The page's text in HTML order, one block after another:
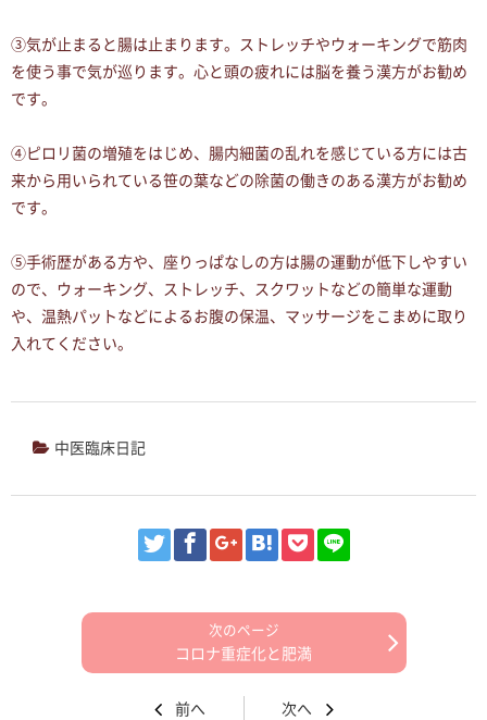
③気が止まると腸は止まります。ストレッチやウォーキングで筋肉
を使う事で気が巡ります。心と頭の疲れには脳を養う漢方がお勧め
です。
④ピロリ菌の増殖をはじめ、腸内細菌の乱れを感じている方には古
来から用いられている笹の葉などの除菌の働きのある漢方がお勧め
です。
⑤手術歴がある方や、座りっぱなしの方は腸の運動が低下しやすい
ので、ウォーキング、ストレッチ、スクワットなどの簡単な運動
や、温熱パットなどによるお腹の保温、マッサージをこまめに取り
入れてください。
中医臨床日記
コロナ重症化と肥満
前へ 次へ